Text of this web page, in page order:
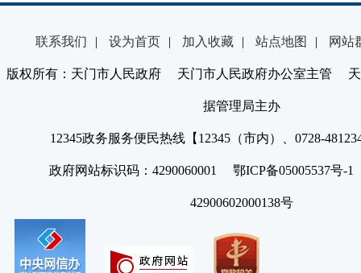
联系我们 | 设为首页 | 加入收藏 | 站点地图 | 网站
版权所有：天门市人民政府 天门市人民政府办公室主管 天
据管理局主办
12345政务服务便民热线【12345（市内）、0728-
政府网站标识码：4290060001 鄂ICP备05005537号
42900602000138号